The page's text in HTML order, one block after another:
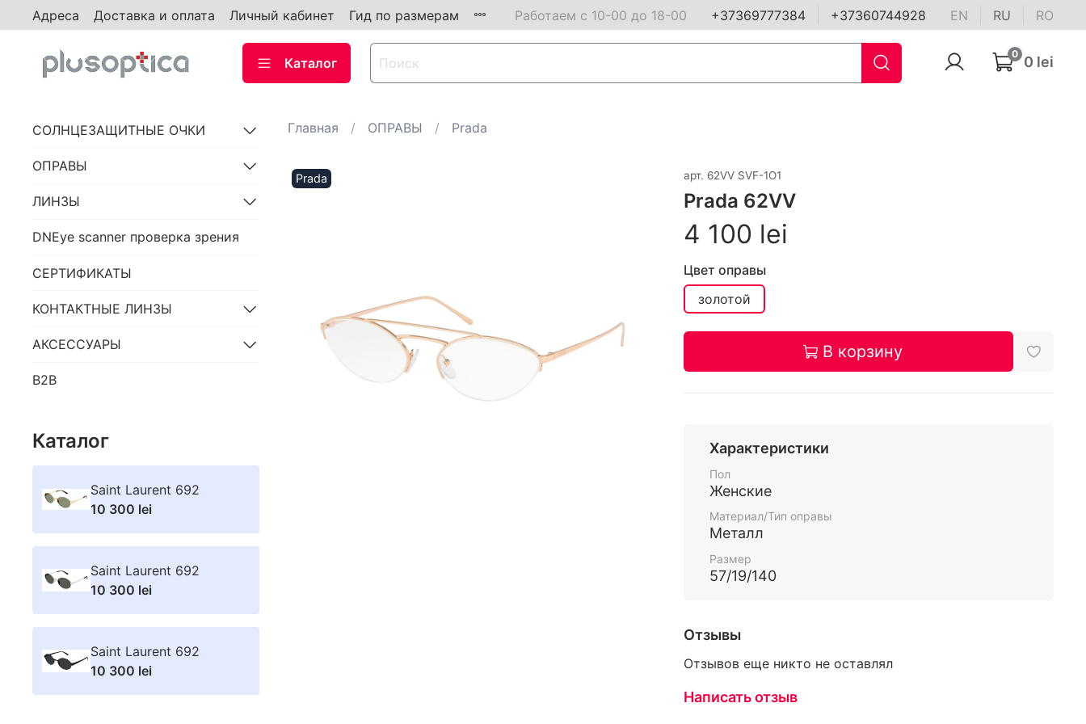
Адреса Доставка и оплата Личный кабинет Гид по размерам Работаем с 10-00 до 18-00 +37369777384 +37360744928 EN RU RO
Каталог
0 0 lei
Главная ОПРАВЫ Prada
Prada арт. 62VV SVF-1O1
Prada 62VV
4 100 lei
Цвет оправы
золотой
В корзину
Характеристики
Пол
Женские
Материал/Тип оправы
Металл
Размер
57/19/140
Отзывы
Отзывов еще никто не оставлял
Написать отзыв
СОЛНЦЕЗАЩИТНЫЕ ОЧКИ
ОПРАВЫ
ЛИНЗЫ
DNEye scanner проверка зрения
СЕРТИФИКАТЫ
КОНТАКТНЫЕ ЛИНЗЫ
АКСЕССУАРЫ
B2B
Каталог
Saint Laurent 692
10 300 lei
Saint Laurent 692
10 300 lei
Saint Laurent 692
10 300 lei